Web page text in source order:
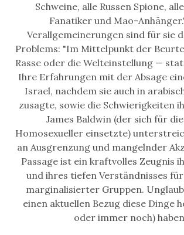
Schweine, alle Russen Spione,
Fanatiker und Mao-
Verallgemeinerungen sind für sie
Problems: "Im Mittelpunkt der
Rasse oder die Welteinstellung —
Ihre Erfahrungen mit der Absage
Israel, nachdem sie auch in
zusagte, sowie die Schwierigkeiten
James Baldwin (der sich für
Homosexueller einsetzte)
an Ausgrenzung und mangelnder
Passage ist ein kraftvolles Zeugnis
und ihres tiefen Verständnisses
marginalisierter Gruppen.
einen aktuellen Bezug diese Dinge
oder immer noch)